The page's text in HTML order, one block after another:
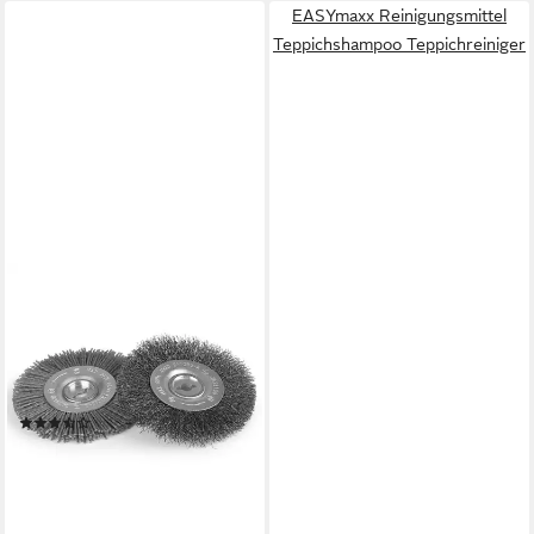
auswechselbaren Bürsten,
aus Stahl & Nylon zur
Unkrautbekämpfung
(7)
ab 13,02 €
EASYmaxx Reinigungsmittel
Teppichshampoo Teppichreiniger